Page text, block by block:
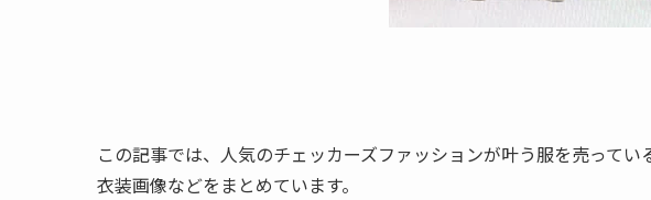
この記事では、人気のチェッカーズファッションが叶う服を売ってい
衣装画像などをまとめています。